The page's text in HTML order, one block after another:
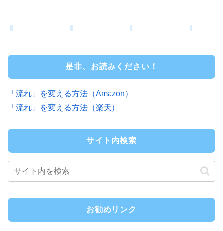
是非、お読みください！
「流れ」を変える方法（Amazon）
「流れ」を変える方法（楽天）
サイト内検索
お勧めリンク